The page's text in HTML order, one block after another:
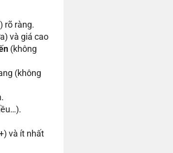
rõ ràng.
và giá cao
(không
(không
và ít nhất